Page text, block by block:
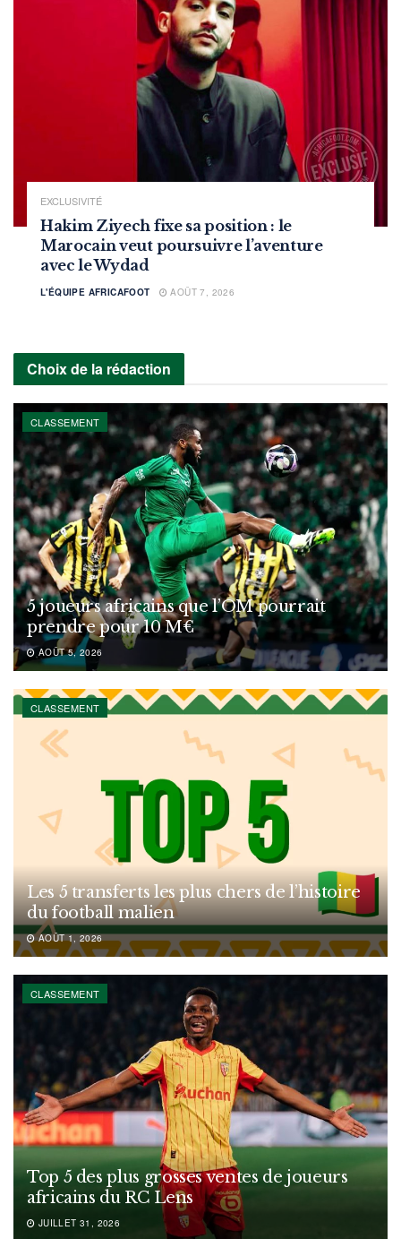
EXCLUSIVITÉ
Hakim Ziyech fixe sa position : le
Marocain veut poursuivre l’aventure
avec le Wydad
L'ÉQUIPE AFRICAFOOT AOÛT 7, 2026
Choix de la rédaction
CLASSEMENT
5 joueurs africains que l’OM pourrait
prendre pour 10 M€
AOÛT 5, 2026
CLASSEMENT
Les 5 transferts les plus chers de l’histoire
du football malien
AOÛT 1, 2026
CLASSEMENT
Top 5 des plus grosses ventes de joueurs
africains du RC Lens
JUILLET 31, 2026